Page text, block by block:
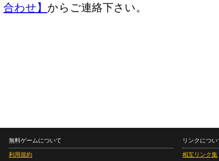
合わせ】 からご連絡下さい。
無料ゲームについて
利用規約
リンクについ
相互リンク集